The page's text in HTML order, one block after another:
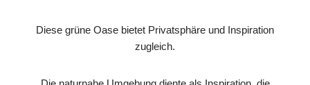
Diese grüne Oase bietet Privatsphäre und Inspiration
zugleich.